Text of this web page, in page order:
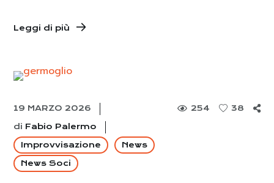
Leggi di più
19 MARZO 2026
di Fabio Palermo
Improvvisazione
News
News Soci
254 38